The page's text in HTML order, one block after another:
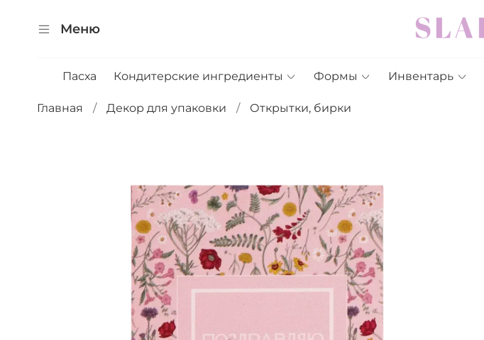
Меню
Пасха Кондитерские ингредиенты Формы Инвентарь
Главная Декор для упаковки Открытки, бирки